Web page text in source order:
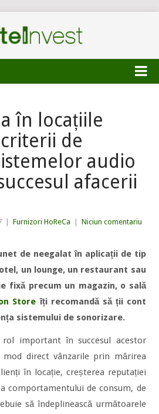
în locațiile
criterii de
audio
afacerii
Furnizori HoReCa Niciun comentariu
de neegalat în aplicații de tip
un lounge, un restaurant sau
fixă precum un magazin, o sală
Store îți recomandă să ții cont
sistemului de sonorizare.
rol important în succesul acestor
mod direct vânzarile prin mărirea
în locație, creșterea reputației
comportamentului de consum, de
să îndeplinească următoarele